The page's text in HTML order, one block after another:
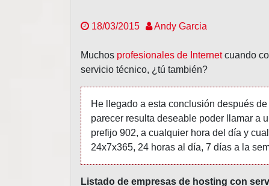
18/03/2015 Andy Garcia
Muchos profesionales de Internetcuando
servicio técnico, ¿tú también?
He llegado a esta conclusión después
parecer resulta deseable poder llamar a
prefijo 902, a cualquier hora del día y
24x7x365, 24 horas al día, 7 días a la
Listado de empresas de hosting con